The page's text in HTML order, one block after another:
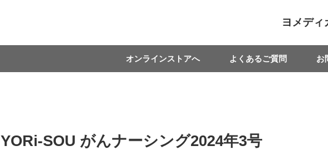
ヨメディ
オンラインストアへ よくあるご質問 お
YORi-SOU がんナーシング2024年3号